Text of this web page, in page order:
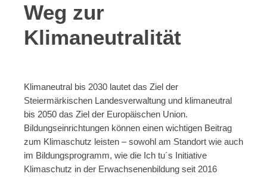
Weg zur
Klimaneutralität
Klimaneutral bis 2030 lautet das Ziel der
Steiermärkischen Landesverwaltung und klimaneutral
bis 2050 das Ziel der Europäischen Union.
Bildungseinrichtungen können einen wichtigen Beitrag
zum Klimaschutz leisten – sowohl am Standort wie auch
im Bildungsprogramm, wie die Ich tu´s Initiative
Klimaschutz in der Erwachsenenbildung seit 2016